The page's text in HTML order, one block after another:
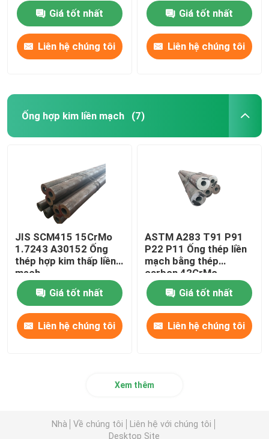
Giá tốt nhất
Liên hệ chúng tôi
Giá tốt nhất
Liên hệ chúng tôi
Ống hợp kim liền mạch (7)
JIS SCM415 15CrMo
1.7243 A30152 Ống
thép hợp kim thấp liền
mạch
Giá tốt nhất
Liên hệ chúng tôi
ASTM A283 T91 P91
P22 P11 Ống thép liền
mạch bằng thép
carbon 42CrMo
15CrMo
Giá tốt nhất
Liên hệ chúng tôi
Xem thêm
Nhà Về chúng tôi
Liên hệ với chúng tôi
Desktop Site